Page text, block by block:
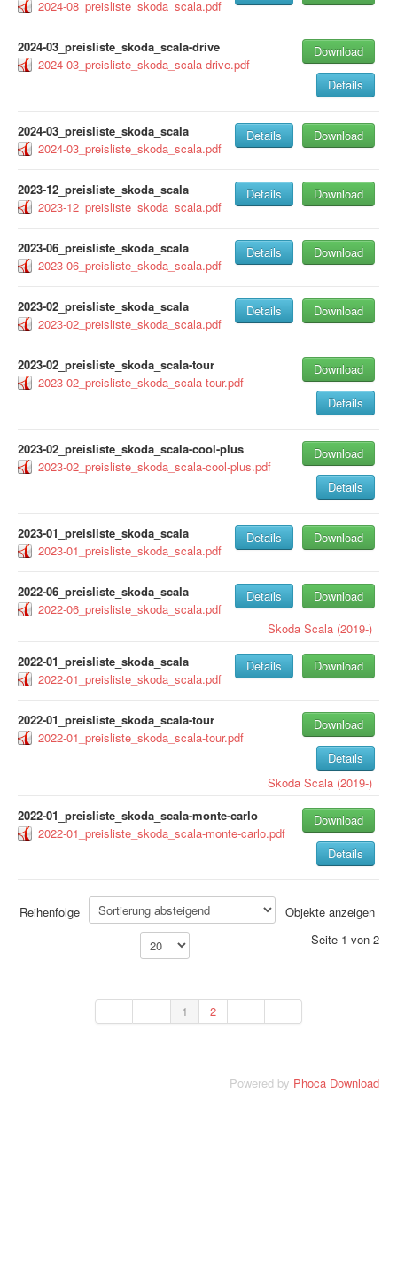
2024-08_preisliste_skoda_scala.pdf
2024-03_preisliste_skoda_scala-drive
2024-03_preisliste_skoda_scala-drive.pdf
Download
Details
2024-03_preisliste_skoda_scala
2024-03_preisliste_skoda_scala.pdf
Download
Details
2023-12_preisliste_skoda_scala
2023-12_preisliste_skoda_scala.pdf
Download
Details
2023-06_preisliste_skoda_scala
2023-06_preisliste_skoda_scala.pdf
Download
Details
2023-02_preisliste_skoda_scala
2023-02_preisliste_skoda_scala.pdf
Download
Details
2023-02_preisliste_skoda_scala-tour
2023-02_preisliste_skoda_scala-tour.pdf
Download
Details
2023-02_preisliste_skoda_scala-cool-plus
2023-02_preisliste_skoda_scala-cool-plus.pdf
Download
Details
2023-01_preisliste_skoda_scala
2023-01_preisliste_skoda_scala.pdf
Download
Details
2022-06_preisliste_skoda_scala
2022-06_preisliste_skoda_scala.pdf
Download
Details
Skoda Scala (2019-)
2022-01_preisliste_skoda_scala
2022-01_preisliste_skoda_scala.pdf
Download
Details
2022-01_preisliste_skoda_scala-tour
2022-01_preisliste_skoda_scala-tour.pdf
Download
Details
Skoda Scala (2019-)
2022-01_preisliste_skoda_scala-monte-carlo
2022-01_preisliste_skoda_scala-monte-carlo.pdf
Download
Details
Reihenfolge
Objekte anzeigen
Seite 1 von 2
1 2
Powered by Phoca Download